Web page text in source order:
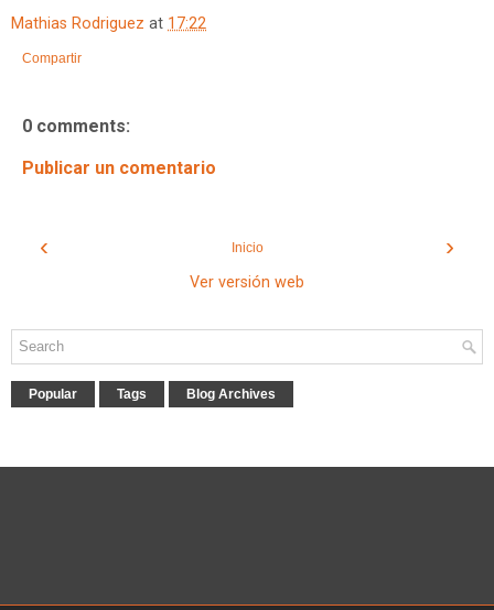
Mathias Rodriguez at 17:22
Compartir
0 comments:
Publicar un comentario
‹ ›
Inicio
Ver versión web
Popular Tags Blog Archives